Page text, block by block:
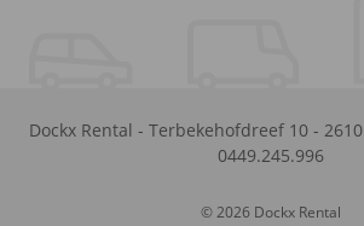
Dockx Rental - Terbekehofdreef 10 - 2610
0449.245.996
© 2026 Dockx Rental